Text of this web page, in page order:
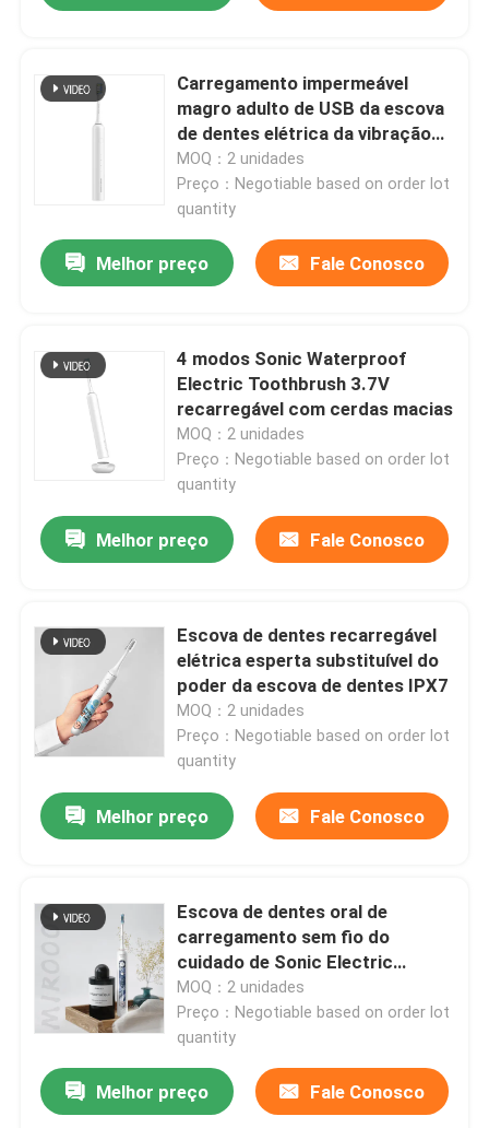
Produtos
Carregamento impermeável
magro adulto de USB da escova
de dentes elétrica da vibração
recarregável
MOQ：2 unidades
Preço：Negotiable based on order lot
quantity
Melhor preço Fale Conosco
4 modos Sonic Waterproof
Electric Toothbrush 3.7V
recarregável com cerdas macias
MOQ：2 unidades
Preço：Negotiable based on order lot
quantity
Melhor preço Fale Conosco
Escova de dentes recarregável
elétrica esperta substituível do
poder da escova de dentes IPX7
MOQ：2 unidades
Preço：Negotiable based on order lot
quantity
Melhor preço Fale Conosco
Escova de dentes oral de
carregamento sem fio do
cuidado de Sonic Electric
Toothbrush USB da marca
própria
MOQ：2 unidades
Preço：Negotiable based on order lot
quantity
Melhor preço Fale Conosco